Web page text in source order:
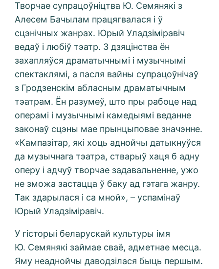
Творчае супрацоўніцтва Ю. Семянякі з
Алесем Бачылам працягвалася і ў
сцэнічных жанрах. Юрый Уладзіміравіч
ведаў і любіў тэатр. З дзяцінства ён
захапляўся драматычнымі і музычнымі
спектаклямі, а пасля вайны супрацоўнічаў
з Гродзенскім абласным драматычным
тэатрам. Ён разумеў, што пры рабоце над
операмі і музычнымі камедыямі веданне
законаў сцэны мае прынцыповае значэнне.
«Кампазітар, які хоць аднойчы датыкнуўся
да музычнага тэатра, стварыў хаця б адну
оперу і адчуў творчае задавальненне, ужо
не зможа застацца ў баку ад гэтага жанру.
Так здарылася і са мной», – успамінаў
Юрый Уладзіміравіч.
У гісторыі беларускай культуры імя
Ю. Семянякі займае сваё, адметнае месца.
Яму неаднойчы даводзілася быць першым.